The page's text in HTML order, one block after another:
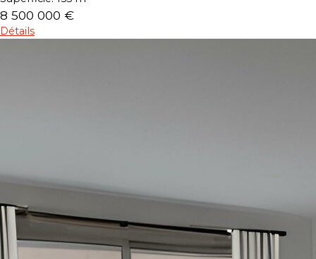
8 500 000 €
Détails